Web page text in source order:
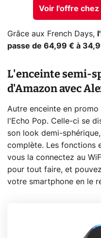
Voir l'offre
Grâce aux French Days,
passe de 64,99 € à
L'enceinte semi-
d'Amazon avec
Autre enceinte en
l'Echo Pop. Celle-ci se
son look demi-
complète. Les fonctions
vous la connectez au
pour tout faire, et
votre smartphone en le